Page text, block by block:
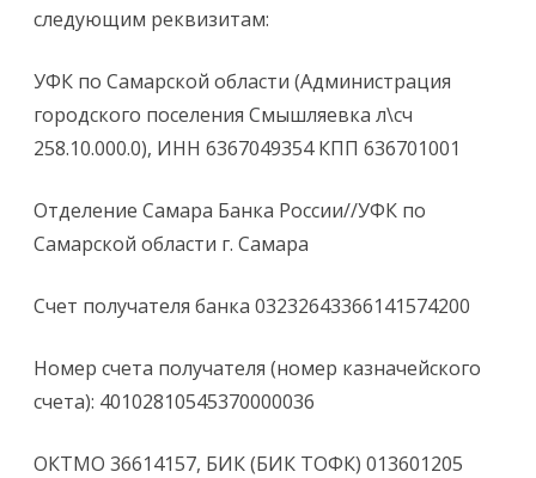
следующим реквизитам:
УФК по Самарской области (Администрация
городского поселения Смышляевка л\сч
258.10.000.0), ИНН 6367049354 КПП 636701001
Отделение Самара Банка России//УФК по
Самарской области г. Самара
Счет получателя банка 03232643366141574200
Номер счета получателя (номер казначейского
счета): 40102810545370000036
ОКТМО 36614157, БИК (БИК ТОФК) 013601205